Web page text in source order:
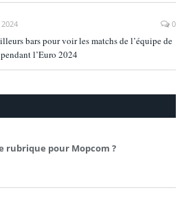
2024 0
bars pour voir les matchs de l’équipe de
l’Euro 2024
rubrique pour Mopcom ?